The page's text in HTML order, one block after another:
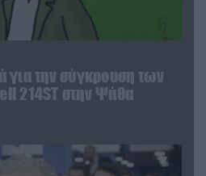
για την σύγκρουση των
214ST στην Ψάθα